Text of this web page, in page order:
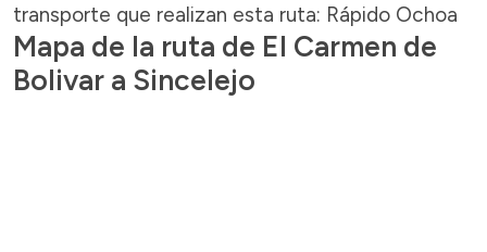
transporte que realizan esta ruta: Rápido Ochoa
Mapa de la ruta de El Carmen de
Bolivar a Sincelejo